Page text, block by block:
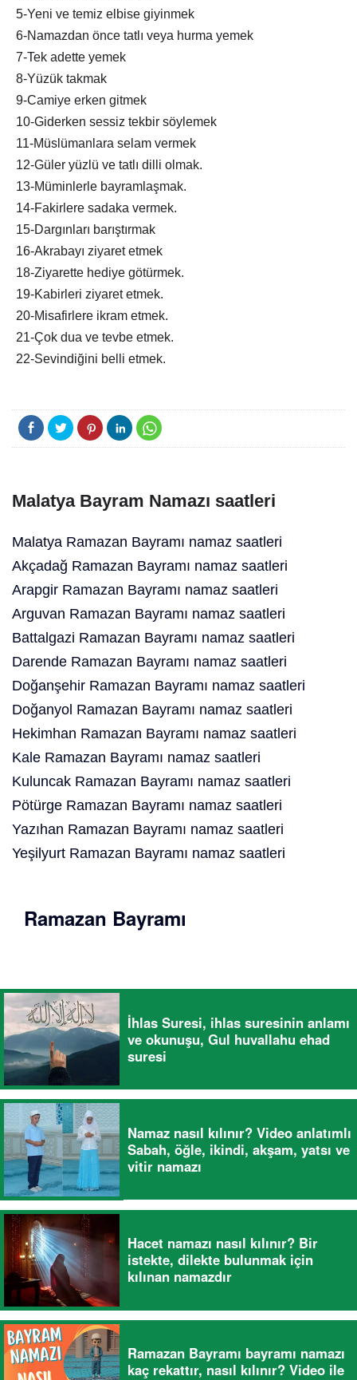
5-Yeni ve temiz elbise giyinmek
6-Namazdan önce tatlı veya hurma yemek
7-Tek adette yemek
8-Yüzük takmak
9-Camiye erken gitmek
10-Giderken sessiz tekbir söylemek
11-Müslümanlara selam vermek
12-Güler yüzlü ve tatlı dilli olmak.
13-Müminlerle bayramlaşmak.
14-Fakirlere sadaka vermek.
15-Dargınları barıştırmak
16-Akrabayı ziyaret etmek
18-Ziyarette hediye götürmek.
19-Kabirleri ziyaret etmek.
20-Misafirlere ikram etmek.
21-Çok dua ve tevbe etmek.
22-Sevindiğini belli etmek.
Malatya Bayram Namazı saatleri
Malatya Ramazan Bayramı namaz saatleri
Akçadağ Ramazan Bayramı namaz saatleri
Arapgir Ramazan Bayramı namaz saatleri
Arguvan Ramazan Bayramı namaz saatleri
Battalgazi Ramazan Bayramı namaz saatleri
Darende Ramazan Bayramı namaz saatleri
Doğanşehir Ramazan Bayramı namaz saatleri
Doğanyol Ramazan Bayramı namaz saatleri
Hekimhan Ramazan Bayramı namaz saatleri
Kale Ramazan Bayramı namaz saatleri
Kuluncak Ramazan Bayramı namaz saatleri
Pötürge Ramazan Bayramı namaz saatleri
Yazıhan Ramazan Bayramı namaz saatleri
Yeşilyurt Ramazan Bayramı namaz saatleri
Ramazan Bayramı
İhlas Suresi, ihlas suresinin anlamı
ve okunuşu, Gul huvallahu ehad
suresi
Namaz nasıl kılınır? Video anlatımlı
Sabah, öğle, ikindi, akşam, yatsı ve
vitir namazı
Hacet namazı nasıl kılınır? Bir
istekte, dilekte bulunmak için
kılınan namazdır
Ramazan Bayramı bayramı namazı
kaç rekattır, nasıl kılınır? Video ile